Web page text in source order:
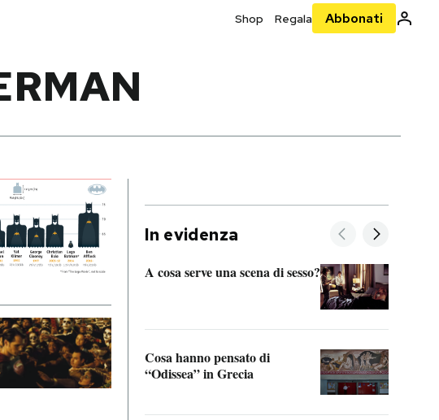
Shop Regala Abbonati
In evidenza
A cosa serve una scena di sesso?
Cosa hanno pensato di
“Odissea” in Grecia